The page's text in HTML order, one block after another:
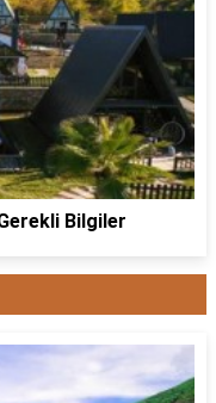
Bilgiler